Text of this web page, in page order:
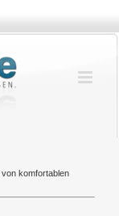
komfortablen